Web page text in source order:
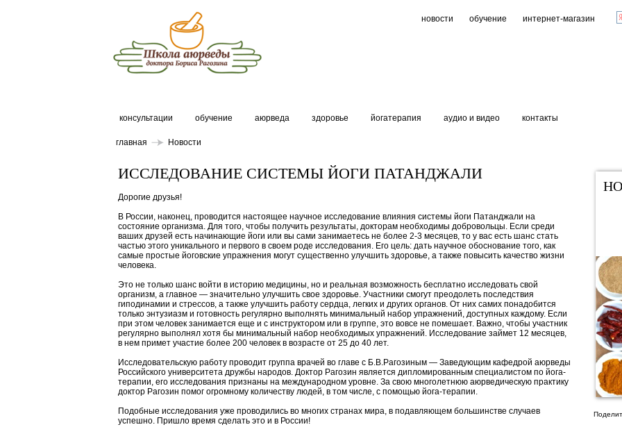
новости обучение интернет-магазин
консультации обучение аюрведа здоровье йогатерапия аудио и видео контакты
главная Новости
ИССЛЕДОВАНИЕ СИСТЕМЫ ЙОГИ ПАТАНДЖАЛИ
Дорогие друзья!
В России, наконец, проводится настоящее научное исследование влияния системы йоги Патанджали на
состояние организма. Для того, чтобы получить результаты, докторам необходимы добровольцы. Если среди
ваших друзей есть начинающие йоги или вы сами занимаетесь не более 2-3 месяцев, то у вас есть шанс стать
частью этого уникального и первого в своем роде исследования. Его цель: дать научное обоснование того, как
самые простые йоговские упражнения могут существенно улучшить здоровье, а также повысить качество жизни
человека.
Это не только шанс войти в историю медицины, но и реальная возможность бесплатно исследовать свой
организм, а главное — значительно улучшить свое здоровье. Участники смогут преодолеть последствия
гиподинамии и стрессов, а также улучшить работу сердца, легких и других органов. От них самих понадобится
только энтузиазм и готовность регулярно выполнять минимальный набор упражнений, доступных каждому. Если
при этом человек занимается еще и с инструктором или в группе, это вовсе не помешает. Важно, чтобы участник
регулярно выполнял хотя бы минимальный набор необходимых упражнений. Исследование займет 12 месяцев,
в нем примет участие более 200 человек в возрасте от 25 до 40 лет.
Исследовательскую работу проводит группа врачей во главе с Б.В.Рагозиным — Заведующим кафедрой аюрведы
Российского университета дружбы народов. Доктор Рагозин является дипломированным специалистом по йога-
терапии, его исследования признаны на международном уровне. За свою многолетнюю аюрведическую практику
доктор Рагозин помог огромному количеству людей, в том числе, с помощью йога-терапии.
Подобные исследования уже проводились во многих странах мира, в подавляющем большинстве случаев
успешно. Пришло время сделать это и в России!